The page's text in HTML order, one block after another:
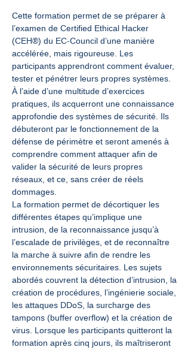
Cette formation permet de se préparer à
l’examen de Certified Ethical Hacker
(CEH®) du EC-Council d’une manière
accélérée, mais rigoureuse. Les
participants apprendront comment évaluer,
tester et pénétrer leurs propres systèmes.
À l’aide d’une multitude d’exercices
pratiques, ils acquerront une connaissance
approfondie des systèmes de sécurité. Ils
débuteront par le fonctionnement de la
défense de périmètre et seront amenés à
comprendre comment attaquer afin de
valider la sécurité de leurs propres
réseaux, et ce, sans créer de réels
dommages.
La formation permet de décortiquer les
différentes étapes qu’implique une
intrusion, de la reconnaissance jusqu’à
l’escalade de privilèges, et de reconnaître
la marche à suivre afin de rendre les
environnements sécuritaires. Les sujets
abordés couvrent la détection d’intrusion, la
création de procédures, l’ingénierie sociale,
les attaques DDoS, la surcharge des
tampons (buffer overflow) et la création de
virus. Lorsque les participants quitteront la
formation après cinq jours, ils maîtriseront